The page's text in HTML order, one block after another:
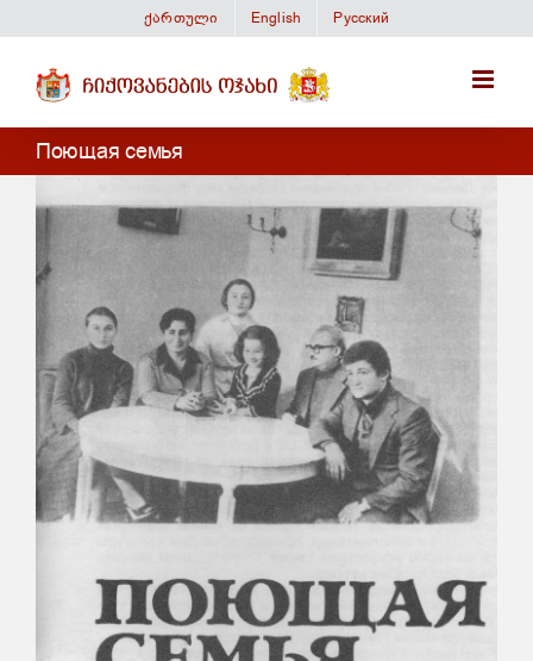
content
ქართული English Русский
Поющая семья